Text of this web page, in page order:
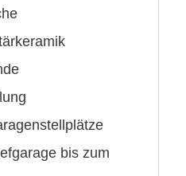
bis zum